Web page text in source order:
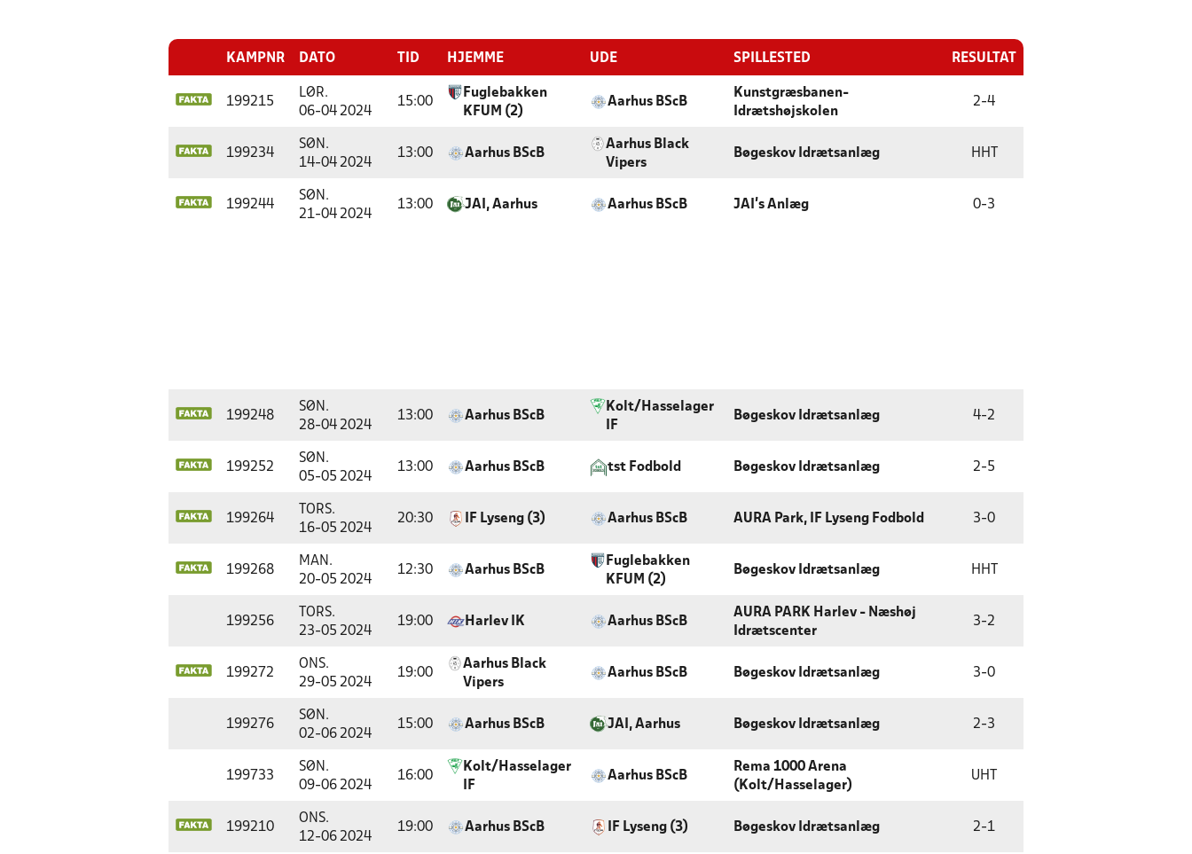
KAMPNR DATO TID HJEMME UDE SPILLESTED RESULTAT
199215
LØR.
06-04 2024
15:00
Fuglebakken
KFUM (2)
Aarhus BScB
Kunstgræsbanen-
Idrætshøjskolen
2-4
199234
SØN.
14-04 2024
13:00 Aarhus BScB
Aarhus Black
Vipers
Bøgeskov Idrætsanlæg HHT
199244
SØN.
21-04 2024
13:00 JAI, Aarhus Aarhus BScB JAI's Anlæg 0-3
199248
SØN.
28-04 2024
13:00 Aarhus BScB
Kolt/Hasselager
IF
Bøgeskov Idrætsanlæg 4-2
199252
SØN.
05-05 2024
13:00 Aarhus BScB tst Fodbold Bøgeskov Idrætsanlæg 2-5
199264
TORS.
16-05 2024
20:30 IF Lyseng (3) Aarhus BScB AURA Park, IF Lyseng Fodbold 3-0
199268
MAN.
20-05 2024
12:30 Aarhus BScB
Fuglebakken
KFUM (2)
Bøgeskov Idrætsanlæg HHT
199256
TORS.
23-05 2024
19:00 Harlev IK Aarhus BScB
AURA PARK Harlev - Næshøj
Idrætscenter
3-2
199272
ONS.
29-05 2024
19:00
Aarhus Black
Vipers
Aarhus BScB Bøgeskov Idrætsanlæg 3-0
199276
SØN.
02-06 2024
15:00 Aarhus BScB JAI, Aarhus Bøgeskov Idrætsanlæg 2-3
199733
SØN.
09-06 2024
16:00
Kolt/Hasselager
IF
Aarhus BScB
Rema 1000 Arena
(Kolt/Hasselager)
UHT
199210
ONS.
12-06 2024
19:00 Aarhus BScB IF Lyseng (3) Bøgeskov Idrætsanlæg 2-1